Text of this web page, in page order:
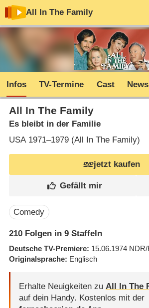
All In The Family
Infos TV-Termine Cast News
All In The Family
Es bleibt in der Familie
USA1971–1979 (All In The Family)
jetzt kaufen
Comedy
210Folgen in 9Staffeln
Deutsche TV-Premiere 15.06.1974
Originalsprache Englisch
Erhalte Neuigkeiten zu All In The
auf dein Handy. Kostenlos mit der